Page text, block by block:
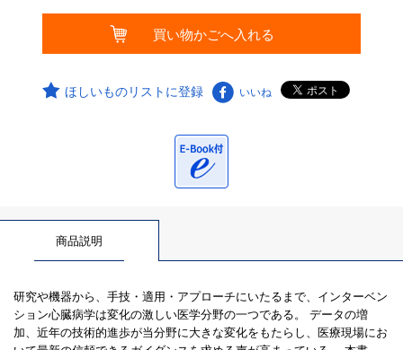
ほしいものリストに登録 いいね
商品説明
研究や機器から、手技・適用・アプローチにいたるまで、インターベン
ション心臓病学は変化の激しい医学分野の一つである。 データの増
加、近年の技術的進歩が当分野に大きな変化をもたらし、医療現場にお